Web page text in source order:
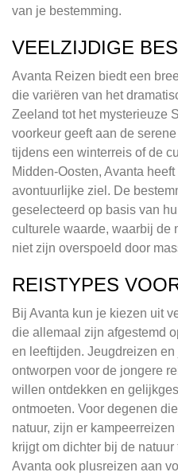
van je bestemming.
VEELZIJDIGE
Avanta Reizen biedt een
die variëren van het
Zeeland tot het mysterieuze
voorkeur geeft aan de
tijdens een winterreis of de
Midden-Oosten, Avanta
avontuurlijke ziel. De
geselecteerd op basis van
culturele waarde, waarbij de
niet zijn overspoeld door
REISTYPES
Bij Avanta kun je kiezen uit
die allemaal zijn afgestemd
en leeftijden. Jeugdreizen
ontworpen voor de jongere
willen ontdekken en
ontmoeten. Voor degenen
natuur, zijn er
krijgt om dichter bij de
Avanta ook plusreizen aan